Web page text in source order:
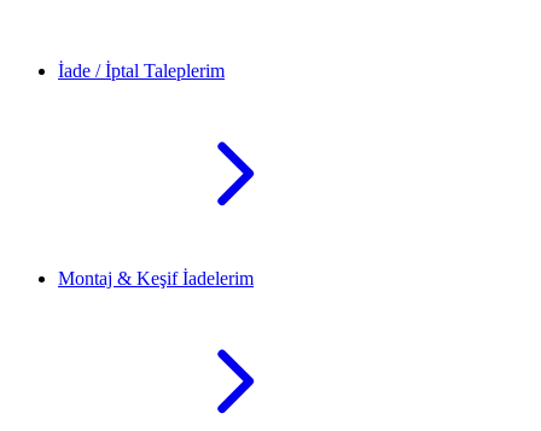
İade / İptal Taleplerim
Montaj & Keşif İadelerim